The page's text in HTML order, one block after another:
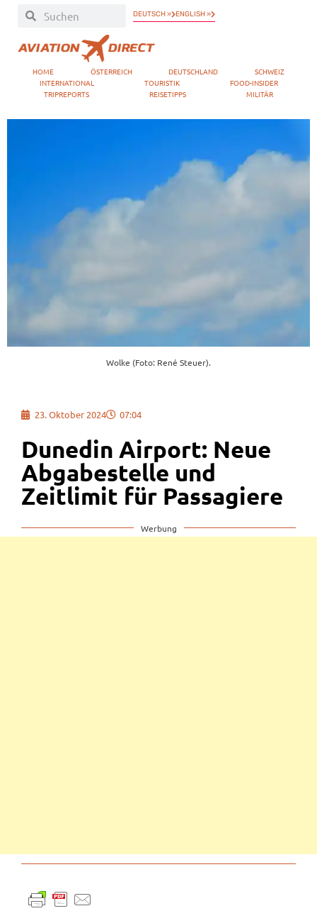
DEUTSCH » ENGLISH »
HOME ÖSTERREICH DEUTSCHLAND
SCHWEIZ
INTERNATIONAL
TOURISTIK
FOOD-INSIDER
TRIPREPORTS
REISETIPPS MILITÄR
Wolke (Foto: René Steuer).
23. Oktober 2024 07:04
Dunedin Airport: Neue
Abgabestelle und
Zeitlimit für Passagiere
Werbung